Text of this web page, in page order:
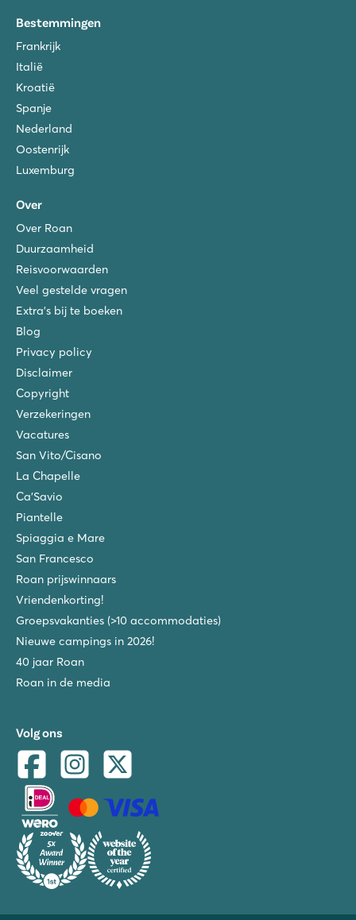
Bestemmingen
Frankrijk
Italië
Kroatië
Spanje
Nederland
Oostenrijk
Luxemburg
Over
Over Roan
Duurzaamheid
Reisvoorwaarden
Veel gestelde vragen
Extra's bij te boeken
Blog
Privacy policy
Disclaimer
Copyright
Verzekeringen
Vacatures
San Vito/Cisano
La Chapelle
Ca'Savio
Piantelle
Spiaggia e Mare
San Francesco
Roan prijswinnaars
Vriendenkorting!
Groepsvakanties (>10 accommodaties)
Nieuwe campings in 2026!
40 jaar Roan
Roan in de media
Volg ons